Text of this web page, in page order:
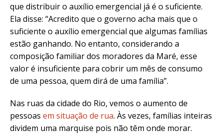
que distribuir o auxílio emergencial já é o suficiente.
Ela disse: “Acredito que o governo acha mais que o
suficiente o auxílio emergencial que algumas famílias
estão ganhando. No entanto, considerando a
composição familiar dos moradores da Maré, esse
valor é insuficiente para cobrir um mês de consumo
de uma pessoa, quem dirá de uma família”.
Nas ruas da cidade do Rio, vemos o aumento de
pessoas em situação de rua. Às vezes, famílias inteiras
dividem uma marquise pois não têm onde morar.